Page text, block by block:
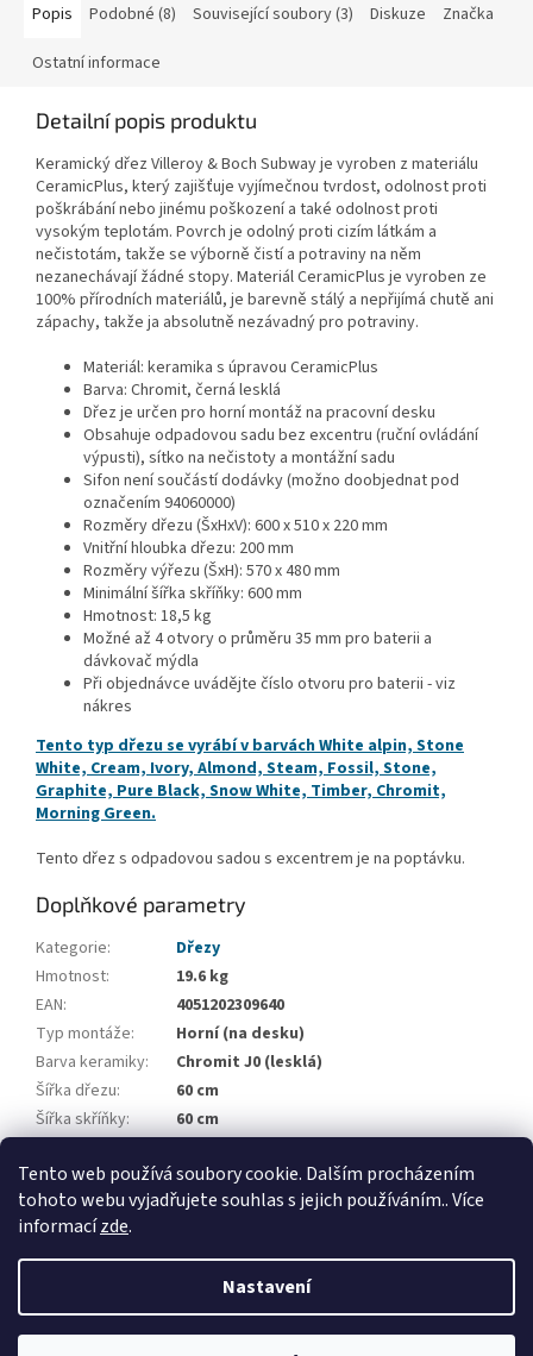
Tento web používá soubory cookie. Dalším procházením
tohoto webu vyjadřujete souhlas s jejich používáním.. Více
informacízde.
Nastavení
Popis Podobné (8) Související soubory (3) Diskuze Značka
Ostatní informace
Detailní popis produktu
Keramický dřez Villeroy & Boch Subway je vyroben z materiálu
CeramicPlus, který zajišťuje vyjímečnou tvrdost, odolnost proti
poškrábání nebo jinému poškození a také odolnost proti
vysokým teplotám. Povrch je odolný proti cizím látkám a
nečistotám, takže se výborně čistí a potraviny na něm
nezanechávají žádné stopy. Materiál CeramicPlus je vyroben ze
100% přírodních materiálů, je barevně stálý a nepřijímá chutě ani
zápachy, takže ja absolutně nezávadný pro potraviny.
Materiál: keramika s úpravou CeramicPlus
Barva: Chromit, černá lesklá
Dřez je určen pro horní montáž na pracovní desku
Obsahuje odpadovou sadu bez excentru (ruční ovládání
výpusti), sítko na nečistoty a montážní sadu
Sifon není součástí dodávky (možno doobjednat pod
označením 94060000)
Rozměry dřezu (ŠxHxV): 600 x 510 x 220 mm
Vnitřní hloubka dřezu: 200 mm
Rozměry výřezu (ŠxH): 570 x 480 mm
Minimální šířka skříňky: 600 mm
Hmotnost: 18,5 kg
Možné až 4 otvory o průměru 35 mm pro baterii a
dávkovač mýdla
Při objednávce uvádějte číslo otvoru pro baterii - viz
nákres
Tento typ dřezu se vyrábí v barvách White alpin, Stone
White, Cream, Ivory, Almond, Steam, Fossil, Stone,
Graphite, Pure Black, Snow White, Timber, Chromit,
Morning Green.
Tento dřez s odpadovou sadou s excentrem je na poptávku.
Doplňkové parametry
Kategorie:
Dřezy
Hmotnost:
19.6 kg
EAN:
4051202309640
Typ montáže:
Horní (na desku)
Barva keramiky:
Chromit J0 (lesklá)
Šířka dřezu:
60 cm
Šířka skříňky:
60 cm
Odkapová plocha: Bez odkapové plochy
Vytvořil Shoptet